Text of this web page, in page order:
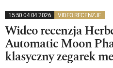
15:50 04.04.2026 VIDEO RECENZJE
Wideo recenzja
Automatic Moon
klasyczny zegarek